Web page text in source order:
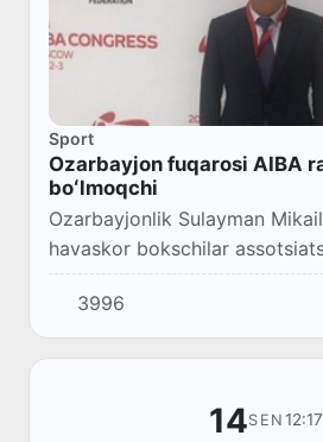
Sport
Ozarbayjon fuqarosi AIBA
boʻlmoqchi
Ozarbayjonlik Sulayman
havaskor bokschilar
prezidentligi uchun oʻz
3996
14SEN 12:17